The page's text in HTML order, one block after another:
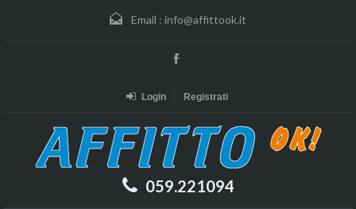
Email : info@affittook.it
Login Registrati
059.221094